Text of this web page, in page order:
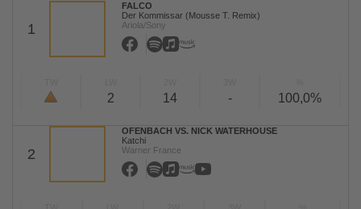
1
FALCO
Der Kommissar (Mousse T. Remix)
Ariola/Sony
2 14 - 100,0%
2
OFENBACH VS. NICK WATERHOUSE
Katchi
Warner France